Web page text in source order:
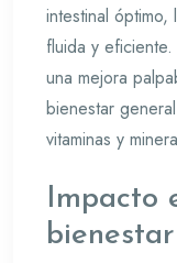
intestinal
fluida y
una mejora
bienestar
vitaminas y
Impacto
bienestar